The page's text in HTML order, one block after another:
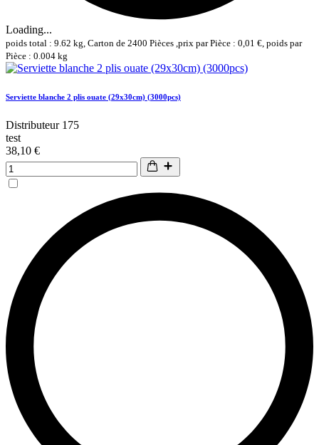
Loading...
poids total : 9.62 kg, Carton de 2400 Pièces ,prix par Pièce : 0,01 €, poids par
Pièce : 0.004 kg
Serviette blanche 2 plis ouate (29x30cm) (3000pcs)
Distributeur 175
test
38,10 €